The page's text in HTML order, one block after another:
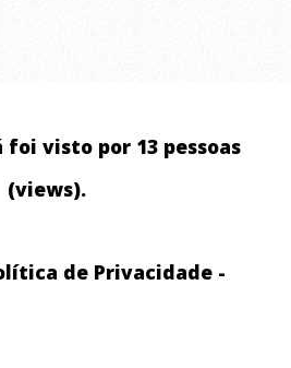
foi visto por 13 pessoas
(views).
de Privacidade -